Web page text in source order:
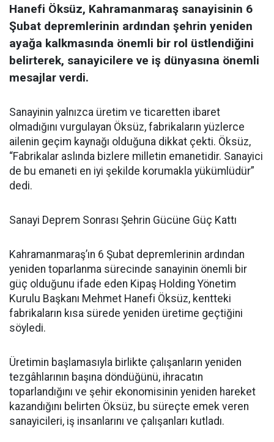
Hanefi Öksüz, Kahramanmaraş sanayisinin 6
Şubat depremlerinin ardından şehrin yeniden
ayağa kalkmasında önemli bir rol üstlendiğini
belirterek, sanayicilere ve iş dünyasına önemli
mesajlar verdi.
Sanayinin yalnızca üretim ve ticaretten ibaret
olmadığını vurgulayan Öksüz, fabrikaların yüzlerce
ailenin geçim kaynağı olduğuna dikkat çekti. Öksüz,
“Fabrikalar aslında bizlere milletin emanetidir. Sanayici
de bu emaneti en iyi şekilde korumakla yükümlüdür”
dedi.
Sanayi Deprem Sonrası Şehrin Gücüne Güç Kattı
Kahramanmaraş’ın 6 Şubat depremlerinin ardından
yeniden toparlanma sürecinde sanayinin önemli bir
güç olduğunu ifade eden Kipaş Holding Yönetim
Kurulu Başkanı Mehmet Hanefi Öksüz, kentteki
fabrikaların kısa sürede yeniden üretime geçtiğini
söyledi.
Üretimin başlamasıyla birlikte çalışanların yeniden
tezgâhlarının başına döndüğünü, ihracatın
toparlandığını ve şehir ekonomisinin yeniden hareket
kazandığını belirten Öksüz, bu süreçte emek veren
sanayicileri, iş insanlarını ve çalışanları kutladı.